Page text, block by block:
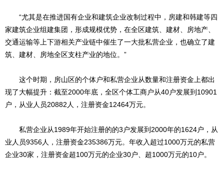
“尤其是在推进国有企业和建筑企业改制过程中，房建和韩建等四
家建筑企业组建集团，形成规模优势，在全区建筑、建材、房地产、
交通运输等上下游相关产业链中催生了一大批私营企业，也确立了建
筑、建材、房地全区支柱产业的地位。”
这个时期，房山区的个体户和私营企业从数量和注册资金上都出
现了大幅提升：截至2000年底，全区个体工商户从40户发展到10901
户，从业人员20882人，注册资金12464万元。
私营企业从1989年开始注册的的3户发展到2000年的1624户，从
业人员9356人，注册资金235386万元。年收入超过1000万元的私营
企业30家，注册资金超100万元的企业30户、超1000万元的10户。